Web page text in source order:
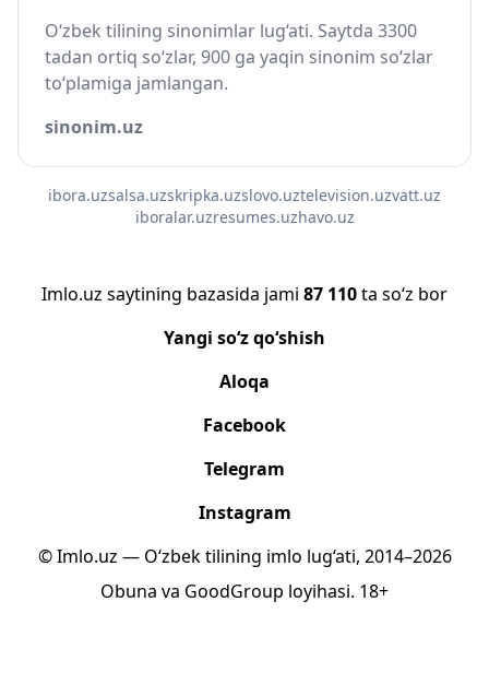
O‘zbek tilining sinonimlar lug‘ati. Saytda 3300
tadan ortiq so‘zlar, 900 ga yaqin sinonim so‘zlar
to‘plamiga jamlangan.
sinonim.uz
ibora.uzsalsa.uzskripka.uzslovo.uztelevision.uzvatt.uz
iboralar.uzresumes.uzhavo.uz
Imlo.uz saytining bazasida jami 87 110ta so‘z bor
Yangi so‘z qo‘shish
Aloqa
Facebook
Telegram
Instagram
© Imlo.uz — O‘zbek tilining imlo lug‘ati, 2014–2026
Obuna va GoodGroup loyihasi. 18+